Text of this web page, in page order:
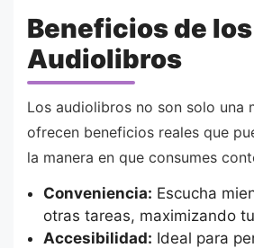
Beneficios de los
Audiolibros
Los audiolibros no son solo una
ofrecen beneficios reales que
la manera en que consumes
Conveniencia: Escucha
otras tareas, maximizando
Accesibilidad: Ideal para